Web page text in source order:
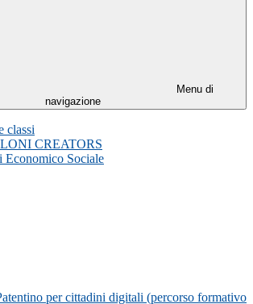
Menu di
navigazione
classi
CREATORS
Economico Sociale
per cittadini digitali (percorso formativo